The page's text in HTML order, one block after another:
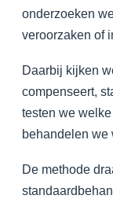
onderzoeken
veroorzaken of
Daarbij kijken
compenseert,
testen we
behandelen we
De methode